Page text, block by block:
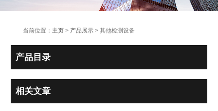
当前位置： 主页 > 产品展示 > 其他检测设备
产品目录
相关文章